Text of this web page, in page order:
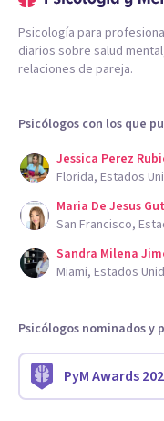
Psicología para
diarios sobre salud
relaciones de pareja.
Psicólogos con los que
Jessica Perez
Florida, Estados
Maria De Jesus
San Francisco,
Sandra Milena
Miami, Estados
Psicólogos nominados y
PyM Awards